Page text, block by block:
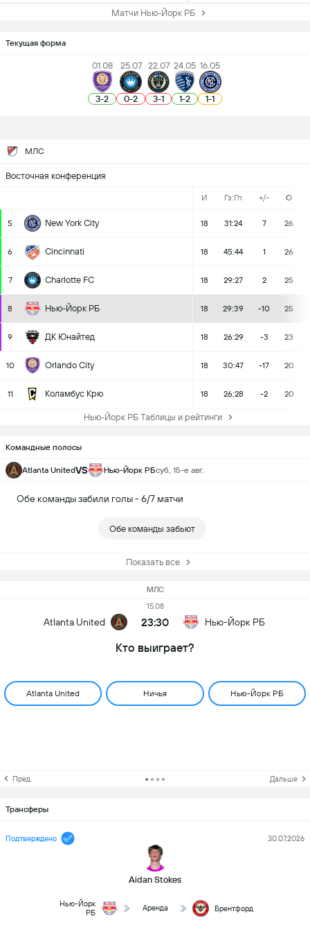
Матчи Нью-Йорк РБ
Текущая форма
01.08
3-2
25.07
0-2
22.07
3-1
24.05
1-2
16.05
1-1
МЛС
Восточная конференция
И Гз:Гп +/- О
5 New York City 18 31:24 7 26
6 Cincinnati 18 45:44 1 26
7 Charlotte FC 18 29:27 2 25
8 Нью-Йорк РБ 18 29:39 -10 25
9 ДК Юнайтед 18 26:29 -3 23
10 Orlando City 18 30:47 -17 20
11 Коламбус Крю 18 26:28 -2 20
Нью-Йорк РБ Таблицы и рейтинги
Командные полосы
Atlanta UnitedVS Нью-Йорк РБсуб, 15-е авг.
Обе команды забили голы - 6/7 матчи
Обе команды забьют
Показать все
МЛС
Atlanta United
15.08
23:30 Нью-Йорк РБ
Кто выиграет?
Atlanta United Ничья Нью-Йорк РБ
Пред. Дальше
Трансферы
Подтверждено
Aidan Stokes
30.07.2026
Нью-Йорк
РБ
Аренда Брентфорд